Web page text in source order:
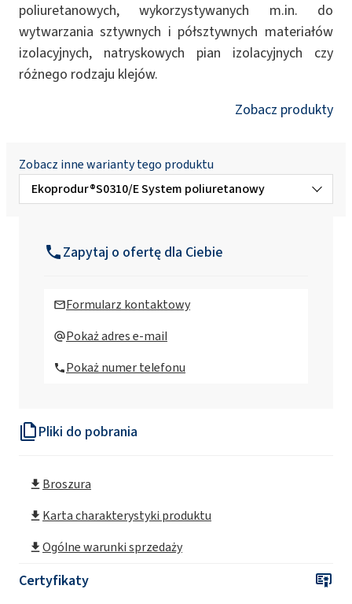
Pliki do pobrania
Broszura
Karta charakterystyki produktu
Ogólne warunki sprzedaży
Certyfikaty
poliuretanowych, wykorzystywanych m.in. do
wytwarzania sztywnych i półsztywnych materiałów
izolacyjnych, natryskowych pian izolacyjnych czy
różnego rodzaju klejów.
Zobacz produkty
Zobacz inne warianty tego produktu
Ekoprodur®S0310/E System poliuretanowy
poliuretanowy
Ekoprodur® 0612B2 System poliuretanowy
Ekoprodur® 1112B2 System poliuretanowy
Ekoprodur® 1331B2 System poliuretanowy
Zapytaj o ofertę dla Ciebie
Formularz kontaktowy
Pokaż adres e-mail
Pokaż numer telefonu